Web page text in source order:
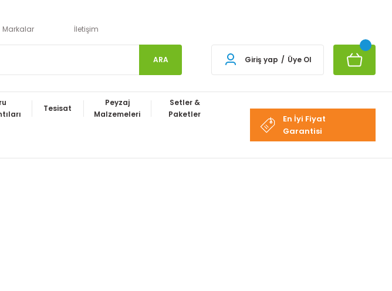
Markalar İletişim
ARA Giriş yap / Üye Ol
Tesisat
Peyzaj
Malzemeleri
Setler &
Paketler
En İyi Fiyat
Garantisi